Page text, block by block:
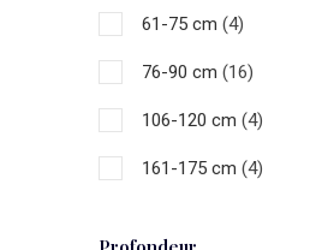
61-75 cm (4)
76-90 cm (16)
106-120 cm (4)
161-175 cm (4)